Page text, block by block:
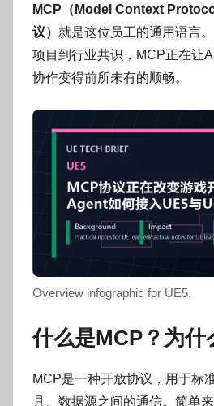
k
g
o
g
MCP（Model Context
议） 就是这位员工的通用语言
项目到行业共识，MCP正在让
协作变得前所未有的顺畅。
Overview infographic for UE5.
什么是MCP？为什
MCP是一种开放协议，用于标
具、数据源之间的通信。简单